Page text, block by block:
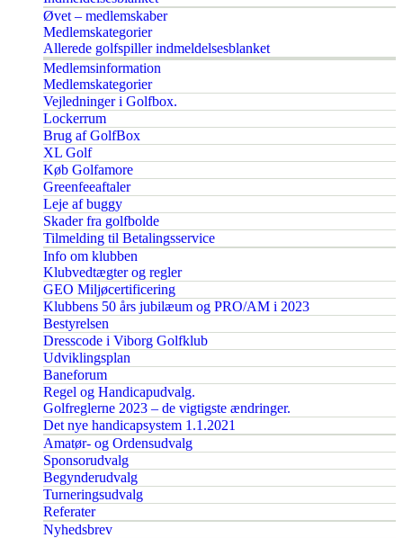
Øvet – medlemskaber
Medlemskategorier
Allerede golfspiller indmeldelsesblanket
Medlemsinformation
Medlemskategorier
Vejledninger i Golfbox.
Lockerrum
Brug af GolfBox
XL Golf
Køb Golfamore
Greenfeeaftaler
Leje af buggy
Skader fra golfbolde
Tilmelding til Betalingsservice
Info om klubben
Klubvedtægter og regler
GEO Miljøcertificering
Klubbens 50 års jubilæum og PRO/AM i 2023
Bestyrelsen
Dresscode i Viborg Golfklub
Udviklingsplan
Baneforum
Regel og Handicapudvalg.
Golfreglerne 2023 – de vigtigste ændringer.
Det nye handicapsystem 1.1.2021
Amatør- og Ordensudvalg
Sponsorudvalg
Begynderudvalg
Turneringsudvalg
Referater
Nyhedsbrev